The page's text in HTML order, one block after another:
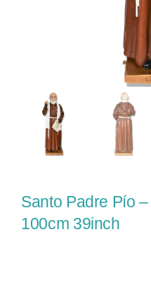
Santo Padre Pío
100cm 39inch